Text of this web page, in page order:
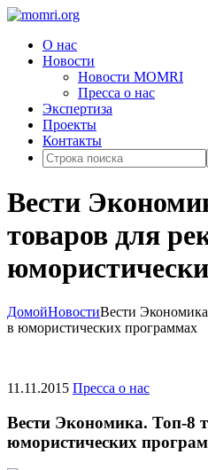
О нас
Новости
Новости MOMRI
Пресса о нас
Экспертиза
Проекты
Контакты
Вести
товаров для
ДомойНовостиВести
в юмористических программах
11.11.2015 Пресса о нас
Вести Экономика. Топ-8
юмористических